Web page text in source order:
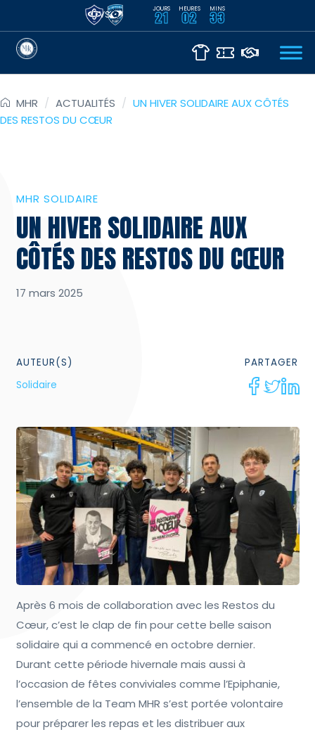
VS JOURS
21 HEURES
02 MINS
33
MHR / ACTUALITÉS / UN HIVER SOLIDAIRE AUX CÔTÉS
DES RESTOS DU CŒUR
MHR SOLIDAIRE
UN HIVER SOLIDAIRE AUX
CÔTÉS DES RESTOS DU CŒUR
17 mars 2025
AUTEUR(S)
Solidaire
PARTAGER
Après 6 mois de collaboration avec les Restos du
Cœur, c’est le clap de fin pour cette belle saison
solidaire qui a commencé en octobre dernier.
Durant cette période hivernale mais aussi à
l’occasion de fêtes conviviales comme l’Epiphanie,
l’ensemble de la Team MHR s’est portée volontaire
pour préparer les repas et les distribuer aux